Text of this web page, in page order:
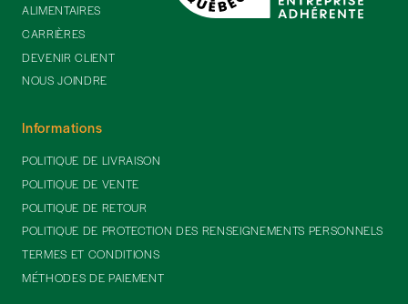
ALIMENTAIRES
CARRIÈRES
DEVENIR CLIENT
NOUS JOINDRE
Informations
POLITIQUE DE LIVRAISON
POLITIQUE DE VENTE
POLITIQUE DE RETOUR
POLITIQUE DE PROTECTION DES RENSEIGNEMENTS PERSONNELS
TERMES ET CONDITIONS
MÉTHODES DE PAIEMENT